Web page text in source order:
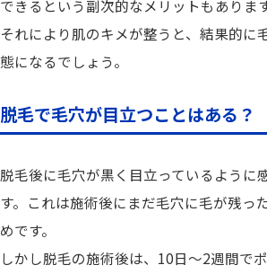
できるという副次的なメリットもあります
それにより肌のキメが整うと、結果的に
態になるでしょう。
脱毛で毛穴が目立つことはある？
脱毛後に毛穴が黒く目立っているように
す。これは施術後にまだ毛穴に毛が残っ
めです。
しかし脱毛の施術後は、10日〜2週間で